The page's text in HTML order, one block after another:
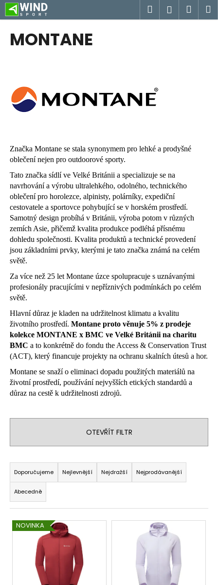
Přejít
na
obsah
Hledat
MONTANE
Značka Montane se stala synonymem pro lehké a prodyšné
oblečení nejen pro outdoorové sporty.
Tato značka sídlí ve Velké Británii a specializuje se na
navrhování a výrobu ultralehkého, odolného, technického
oblečení pro horolezce, alpinisty, polárníky, expediční
cestovatele a sportovce pohybující se v horském prostředí.
Samotný design probíhá v Británii, výroba potom v různých
zemích Asie, přičemž kvalita produkce podléhá přísnému
dohledu společnosti. Kvalita produktů a technické provedení
jsou základními prvky, kterými je tato značka známá na celém
světě.
Za více než 25 let Montane úzce spolupracuje s uznávanými
profesionály pracujícími v nepříznivých podmínkách po celém
světě.
Hlavní důraz je kladen na udržitelnost klimatu a kvalitu
životního prostředí. Montane proto věnuje 5% z prodeje
kolekce MONTANE x BMC ve Velké Británii na charitu
BMC a to konkrétně do fondu the Access & Conservation Trust
(ACT), který financuje projekty na ochranu skalních útesů a hor.
Montane se snaží o eliminaci dopadu použitých materiálů na
životní prostředí, používání nejvyšších etických standardů a
důraz na cestě k udržitelnosti zdrojů.
OTEVŘÍT FILTR
Ř
a
z
e
n
í
Doporučujeme Nejlevnější Nejdražší Nejprodávanější
Abecedně
V
ý
NOVINKA
K
o
o
t
b
u
j
e
t
e
n
a
j
í
t
?
HLEDAT
D
o
p
r
u
j
e
m
e